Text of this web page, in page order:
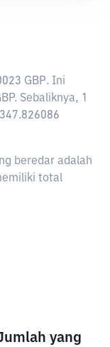
GBP. Ini
Sebaliknya, 1
beredar adalah
total
yang